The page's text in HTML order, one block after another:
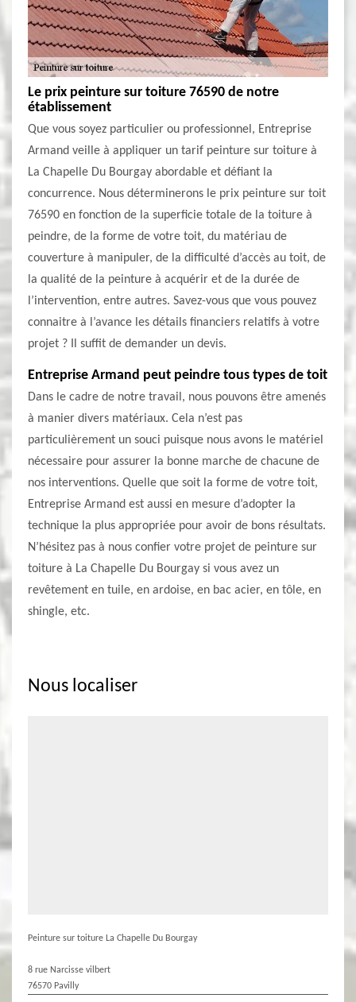
Le prix peinture sur toiture 76590 de notre
établissement
Que vous soyez particulier ou professionnel, Entreprise
Armand veille à appliquer un tarif peinture sur toiture à
La Chapelle Du Bourgay abordable et défiant la
concurrence. Nous déterminerons le prix peinture sur toit
76590 en fonction de la superficie totale de la toiture à
peindre, de la forme de votre toit, du matériau de
couverture à manipuler, de la difficulté d’accès au toit, de
la qualité de la peinture à acquérir et de la durée de
l’intervention, entre autres. Savez-vous que vous pouvez
connaitre à l’avance les détails financiers relatifs à votre
projet ? Il suffit de demander un devis.
Entreprise Armand peut peindre tous types de toit
Dans le cadre de notre travail, nous pouvons être amenés
à manier divers matériaux. Cela n’est pas
particulièrement un souci puisque nous avons le matériel
nécessaire pour assurer la bonne marche de chacune de
nos interventions. Quelle que soit la forme de votre toit,
Entreprise Armand est aussi en mesure d’adopter la
technique la plus appropriée pour avoir de bons résultats.
N’hésitez pas à nous confier votre projet de peinture sur
toiture à La Chapelle Du Bourgay si vous avez un
revêtement en tuile, en ardoise, en bac acier, en tôle, en
shingle, etc.
Nous localiser
Peinture sur toiture La Chapelle Du Bourgay
8 rue Narcisse vilbert
76570 Pavilly